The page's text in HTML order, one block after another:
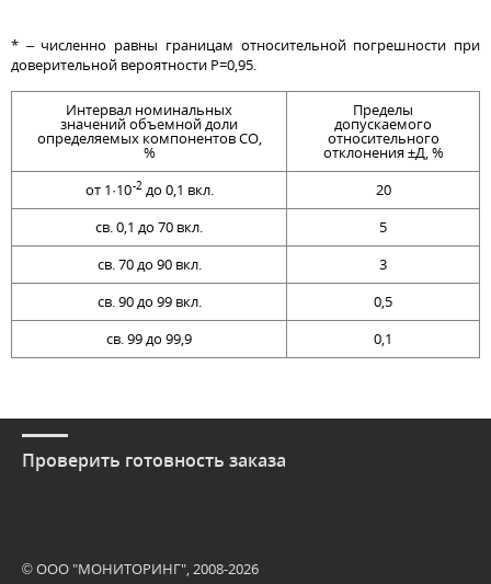
* – численно равны границам относительной погрешности при
доверительной вероятности P=0,95.
Интервал номинальных
значений объемной доли
определяемых компонентов СО,
%
Пределы
допускаемого
относительного
отклонения ±Д, %
от 1·10-2до 0,1 вкл.
20
св. 0,1 до 70 вкл.
5
св. 70 до 90 вкл.
3
св. 90 до 99 вкл.
0,5
св. 99 до 99,9
0,1
Проверить готовность заказа
© ООО "МОНИТОРИНГ", 2008-2026